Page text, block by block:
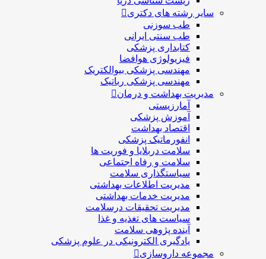
سایر رشته های دکتری
طب سوزنی
طب سنتی ایرانی
کتابداری پزشکی
فیزیولوژی هوافضا
مهندسی پزشکی بیوالکتریک
مهندسی پزشکی رباتیک
مدیریت بهداشت و درمان
آمارزیستی
آموزش پزشکی
اقتصاد بهداشت
انفورماتیک پزشکی
سلامت دربلايا و فوريت ها
سلامت و رفاه اجتماعی
سیاستگذاری سلامت
مدیریت اطلاعات بهداشتی
مدیریت خدمات بهداشتی
مدیریت تحقیقات درسلامت
سیاست های تغذیه و غذا
آینده پژوهی سلامت
یادگیری الکترونیکی در علوم پزشکی
مجموعه داروسازی